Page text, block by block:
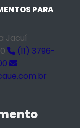
PARA
Jacuí
(11) 3796-